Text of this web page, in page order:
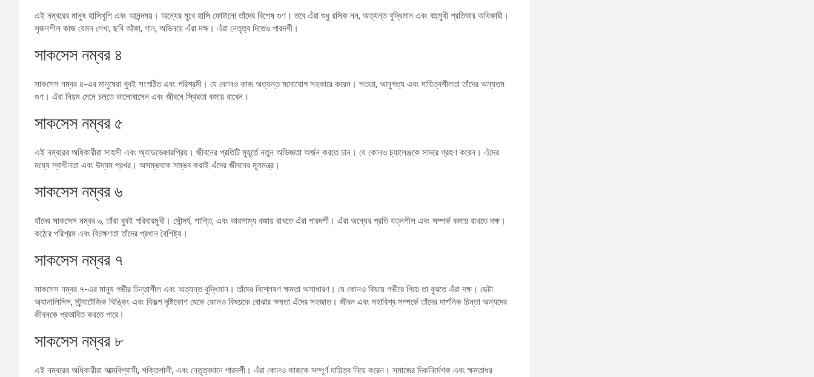
এই নম্বরের মানুষ হাসিখুশি এবং আনন্দময়। অন্যের মুখে হাসি ফোটানো তাঁদের বিশেষ গুণ। তবে এঁরা শুধু রসিক নন, অত্যন্ত বুদ্ধিমান এবং বহুমুখী প্রতিভার অধিকারী।
সৃজনশীল কাজ যেমন লেখা, ছবি আঁকা, গান, অভিনয়ে এঁরা দক্ষ। এঁরা নেতৃত্ব দিতেও পারদর্শী।
সাকসেস নম্বর ৪
সাকসেস নম্বর ৪-এর মানুষেরা খুবই সংগঠিত এবং পরিশ্রমী। যে কোনও কাজ অত্যন্ত মনোযোগ সহকারে করেন। সততা, আনুগত্য এবং দায়িত্বশীলতা তাঁদের অন্যতম
গুণ। এঁরা নিয়ম মেনে চলতে ভালোবাসেন এবং জীবনে স্থিরতা বজায় রাখেন।
সাকসেস নম্বর ৫
এই নম্বরের অধিকারীরা সাহসী এবং অ্যাডভেঞ্চারপ্রিয়। জীবনের প্রতিটি মুহূর্তে নতুন অভিজ্ঞতা অর্জন করতে চান। যে কোনও চ্যালেঞ্জকে সাদরে গ্রহণ করেন। এঁদের
মধ্যে স্বাধীনতা এবং উদ্যম প্রখর। অসম্ভবকে সম্ভব করাই এঁদের জীবনের মূলমন্ত্র।
সাকসেস নম্বর ৬
যাঁদের সাকসেস নম্বর ৬, তাঁরা খুবই পরিবারমুখী। সৌন্দর্য, শান্তি, এবং ভারসাম্য বজায় রাখতে এঁরা পারদর্শী। এঁরা অন্যের প্রতি যত্নশীল এবং সম্পর্ক বজায় রাখতে দক্ষ।
কঠোর পরিশ্রম এবং বিচক্ষণতা তাঁদের প্রধান বৈশিষ্ট্য।
সাকসেস নম্বর ৭
সাকসেস নম্বর ৭-এর মানুষ গভীর চিন্তাশীল এবং অত্যন্ত বুদ্ধিমান। তাঁদের বিশ্লেষণ ক্ষমতা অসাধারণ। যে কোনও বিষয়ে গভীরে গিয়ে তা বুঝতে এঁরা দক্ষ। ডেটা
অ্যানালিসিস, স্ট্র্যাটেজিক থিঙ্কিং এবং বিকল্প দৃষ্টিকোণ থেকে কোনও বিষয়কে বোঝার ক্ষমতা এঁদের সহজাত। জীবন এবং মহাবিশ্ব সম্পর্কে তাঁদের দার্শনিক চিন্তা অন্যদের
জীবনকে প্রভাবিত করতে পারে।
সাকসেস নম্বর ৮
এই নম্বরের অধিকারীরা আত্মবিশ্বাসী, শক্তিশালী, এবং নেতৃত্বদানে পারদর্শী। এঁরা কোনও কাজকে সম্পূর্ণ দায়িত্ব নিয়ে করেন। সমাজের দিকনির্দেশক এবং ক্ষমতাধর